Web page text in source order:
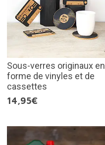
Sous-verres originaux en
forme de vinyles et de
cassettes
14,95€